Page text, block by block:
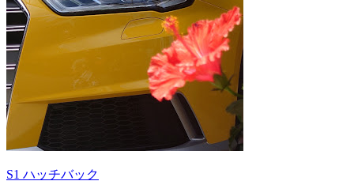
S1 ハッチバック